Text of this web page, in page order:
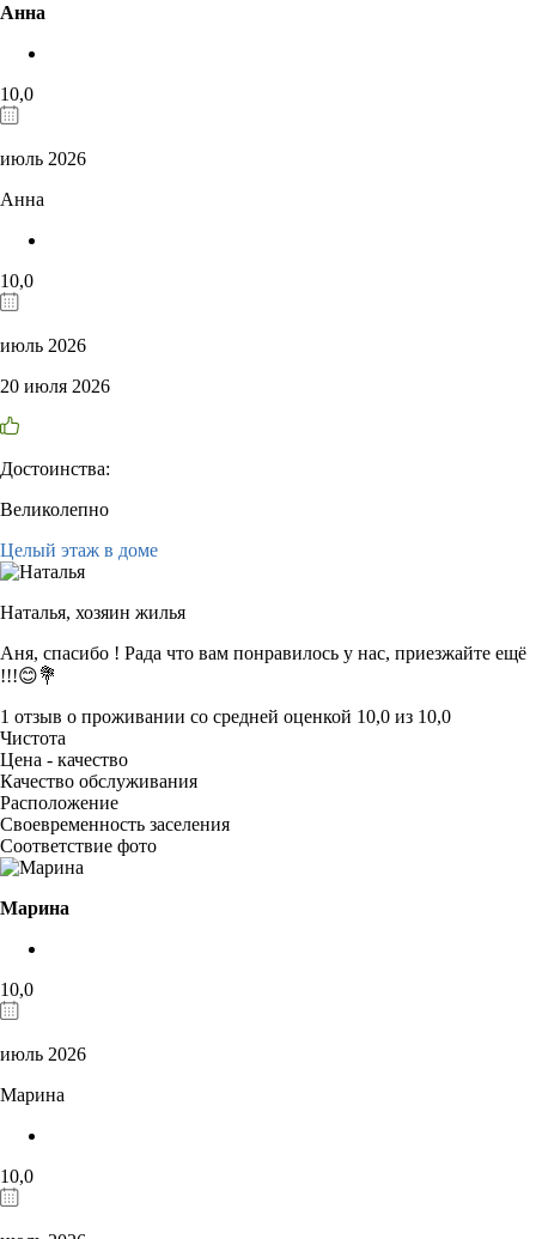
Анна
10,0
июль 2026
Анна
10,0
июль 2026
20 июля 2026
Достоинства:
Великолепно
Целый этаж в доме
Наталья, хозяин жилья
Аня, спасибо ! Рада что вам понравилось у нас, приезжайте ещё
!!!😊💐
1 отзыв о проживании со средней оценкой 10,0 из 10,0
Чистота
Цена - качество
Качество обслуживания
Расположение
Своевременность заселения
Соответствие фото
Марина
10,0
июль 2026
Марина
10,0